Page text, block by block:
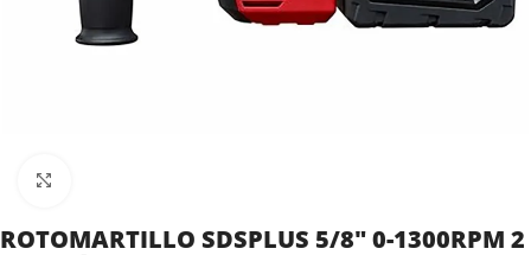
ROTOMARTILLO SDSPLUS 5/8″ 0-1300RPM 2